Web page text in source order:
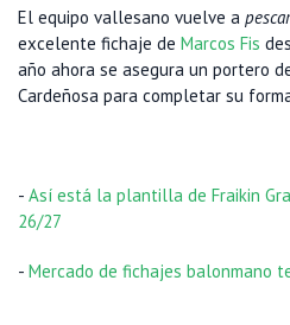
El equipo vallesano vuelve a pescar
excelente fichaje de Marcos Fis
año ahora se asegura un portero
Cardeñosa para completar su
- Así está la plantilla de Fraikin
26/27
- Mercado de fichajes balonmano